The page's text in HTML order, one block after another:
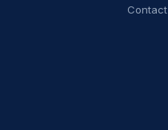
Contact